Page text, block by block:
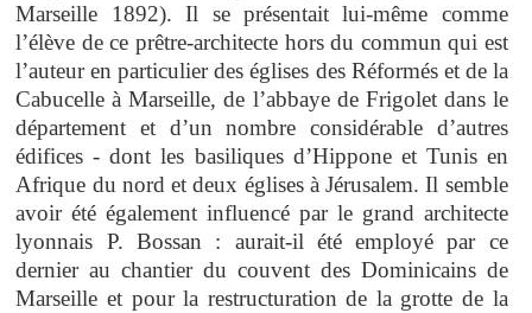
Marseille 1892). Il se présentait lui-même comme
l’élève de ce prêtre-architecte hors du commun qui est
l’auteur en particulier des églises des Réformés et de la
Cabucelle à Marseille, de l’abbaye de Frigolet dans le
département et d’un nombre considérable d’autres
édifices - dont les basiliques d’Hippone et Tunis en
Afrique du nord et deux églises à Jérusalem. Il semble
avoir été également influencé par le grand architecte
lyonnais P. Bossan : aurait-il été employé par ce
dernier au chantier du couvent des Dominicains de
Marseille et pour la restructuration de la grotte de la